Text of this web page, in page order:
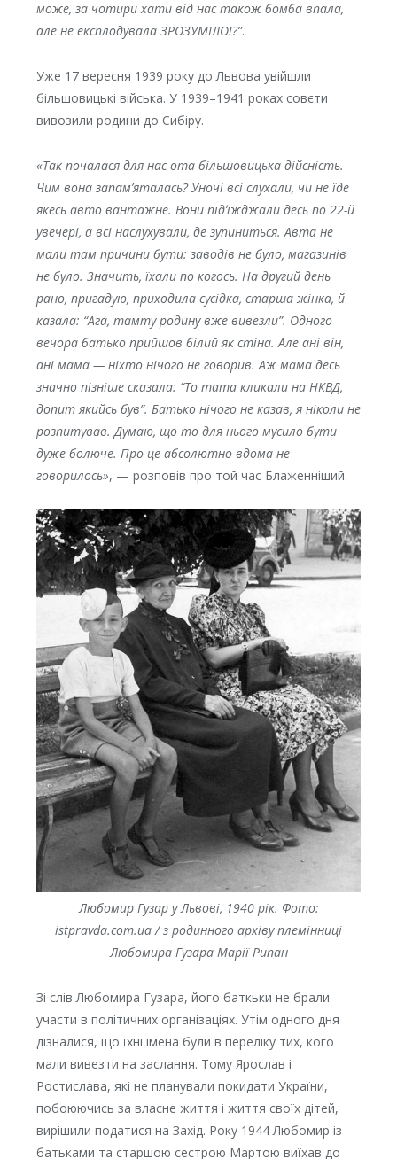
може, за чотири хати від нас також бомба впала,
але не експлодувала ЗРОЗУМІЛО!?”.
Уже 17 вересня 1939 року до Львова увійшли
більшовицькі війська. У 1939–1941 роках совєти
вивозили родини до Сибіру.
«Так почалася для нас ота більшовицька дійсність.
Чим вона запамʼяталась? Уночі всі слухали, чи не їде
якесь авто вантажне. Вони підʼїжджали десь по 22-й
увечері, а всі наслухували, де зупиниться. Авта не
мали там причини бути: заводів не було, магазинів
не було. Значить, їхали по когось. На другий день
рано, пригадую, приходила сусідка, старша жінка, й
казала: “Ага, тамту родину вже вивезли”. Одного
вечора батько прийшов білий як стіна. Але ані він,
ані мама — ніхто нічого не говорив. Аж мама десь
значно пізніше сказала: “То тата кликали на НКВД,
допит якийсь був”. Батько нічого не казав, я ніколи не
розпитував. Думаю, що то для нього мусило бути
дуже болюче. Про це абсолютно вдома не
говорилось», — розповів про той час Блаженніший.
Любомир Гузар у Львові, 1940 рік. Фото:
istpravda.com.ua / з родинного архіву племінниці
Любомира Гузара Марії Рипан
Зі слів Любомира Гузара, його баткьки не брали
участи в політичних організаціях. Утім одного дня
дізналися, що їхні імена були в переліку тих, кого
мали вивезти на заслання. Тому Ярослав і
Ростислава, які не планували покидати України,
побоюючись за власне життя і життя своїх дітей,
вирішили податися на Захід. Року 1944 Любомир із
батьками та старшою сестрою Мартою виїхав до